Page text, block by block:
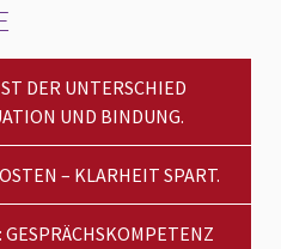
DER UNTERSCHIED
UND BINDUNG.
– KLARHEIT SPART.